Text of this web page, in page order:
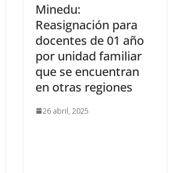
Minedu:
Reasignación para
docentes de 01 año
por unidad familiar
que se encuentran
en otras regiones
26 abril, 2025